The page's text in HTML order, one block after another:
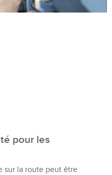
pour les
sur la route peut être